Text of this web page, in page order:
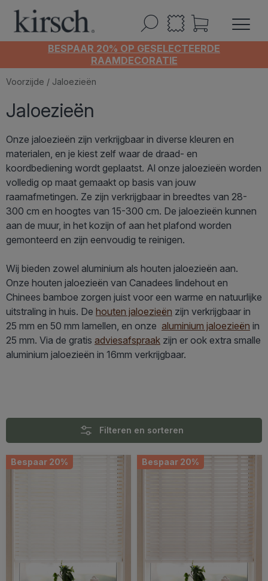
BESPAAR 20% OP GESELECTEERDE
RAAMDECORATIE
Voorzijde / Jaloezieën
Jaloezieën
Onze jaloezieën zijn verkrijgbaar in diverse kleuren en
materialen, en je kiest zelf waar de draad- en
koordbediening wordt geplaatst. Al onze jaloezieën worden
volledig op maat gemaakt op basis van jouw
raamafmetingen. Ze zijn verkrijgbaar in breedtes van 28-
300 cm en hoogtes van 15-300 cm. De jaloezieën kunnen
aan de muur, in het kozijn of aan het plafond worden
gemonteerd en zijn eenvoudig te reinigen.
Wij bieden zowel aluminium als houten jaloezieën aan.
Onze houten jaloezieën van Canadees lindehout en
Chinees bamboe zorgen juist voor een warme en natuurlijke
uitstraling in huis. De houten jaloezieën zijn verkrijgbaar in
25 mm en 50 mm lamellen, en onze aluminium jaloezieën in
25 mm. Via de gratis adviesafspraak zijn er ook extra smalle
aluminium jaloezieën in 16mm verkrijgbaar.
Filteren en sorteren
Bespaar 20% Bespaar 20%